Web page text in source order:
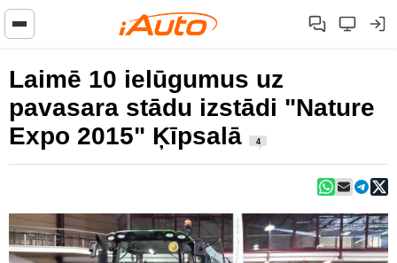
Laimē 10 ielūgumus uz
pavasara stādu izstādi "Nature
Expo 2015" Ķīpsalā
4